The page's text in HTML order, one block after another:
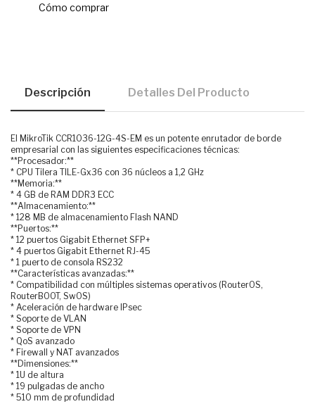
Cómo comprar
Descripción Detalles Del Producto
El MikroTik CCR1036-12G-4S-EM es un potente enrutador de borde
empresarial con las siguientes especificaciones técnicas:
**Procesador:**
* CPU Tilera TILE-Gx36 con 36 núcleos a 1,2 GHz
**Memoria:**
* 4 GB de RAM DDR3 ECC
**Almacenamiento:**
* 128 MB de almacenamiento Flash NAND
**Puertos:**
* 12 puertos Gigabit Ethernet SFP+
* 4 puertos Gigabit Ethernet RJ-45
* 1 puerto de consola RS232
**Características avanzadas:**
* Compatibilidad con múltiples sistemas operativos (RouterOS,
RouterBOOT, SwOS)
* Aceleración de hardware IPsec
* Soporte de VLAN
* Soporte de VPN
* QoS avanzado
* Firewall y NAT avanzados
**Dimensiones:**
* 1U de altura
* 19 pulgadas de ancho
* 510 mm de profundidad